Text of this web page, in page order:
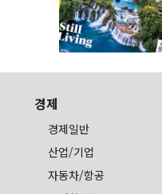
경제
경제일반
산업/기업
자동차/항공